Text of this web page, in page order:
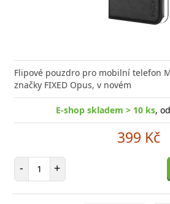
Flipové pouzdro pro mobilní telefon
značky FIXED Opus, v novém
E-shop skladem > 10 ks,
399 Kč
- Počet položek
+